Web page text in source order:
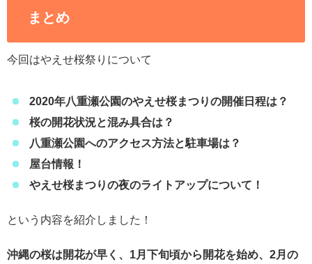
まとめ
今回はやえせ桜祭りについて
2020年八重瀬公園のやえせ桜まつりの開催日程は？
桜の開花状況と混み具合は？
八重瀬公園へのアクセス方法と駐車場は？
屋台情報！
やえせ桜まつりの夜のライトアップについて！
という内容を紹介しました！
沖縄の桜は開花が早く、1月下旬頃から開花を始め、2月の